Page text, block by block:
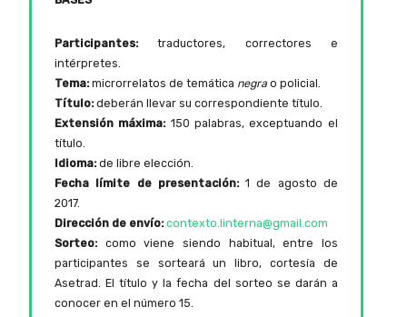
Participantes:traductores, correctores e
intérpretes.
Tema:microrrelatos de temática negra o policial.
Título:deberán llevar su correspondiente título.
Extensión máxima:150 palabras, exceptuando el
título.
Idioma:de libre elección.
Fecha límite de presentación:1 de agosto de
2017.
Dirección de envío: contexto.linterna@gmail.com
Sorteo: como viene siendo habitual, entre los
participantes se sorteará un libro, cortesía de
Asetrad. El título y la fecha del sorteo se darán a
conocer en el número 15.